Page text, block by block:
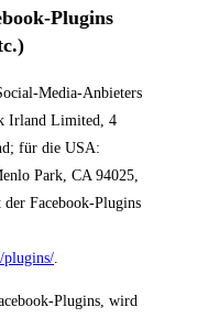
Plugins
Media-Anbieters
Irland Limited, 4
für die USA:
Park, CA 94025,
Facebook-Plugins
plugins/
Plugins, wird